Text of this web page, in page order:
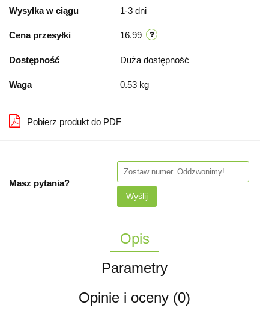
Wysyłka w ciągu 1-3 dni
Cena przesyłki 16.99
Dostępność Duża dostępność
Waga 0.53 kg
Pobierz produkt do PDF
Masz pytania?
Wyślij
Opis
Parametry
Opinie i oceny (0)